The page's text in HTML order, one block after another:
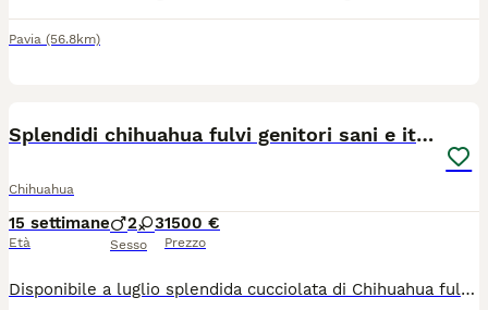
Pavia (56.8km)
Splendidi chihuahua fulvi genitori sani e italiani
Chihuahua
15 settimane
Età
2 3
Sesso
1500 €
Prezzo
​Disponibile a luglio splendida cucciolata di Chihuahua fulvi (anche carbonati con macchie bianche). ​ 🏆 Genealogia e Salute La qualità dei nostri cuccioli parte dalle loro radici. Entrambi i genitori provengono da due dei più rinomati allevamenti italiani (documenti in foto) scelti per l'eccellenza delle loro linee di sangue e per l'attenzione alla salute e al carattere: Genitori visibili e di nostra proprietà. Carattere equilibrato, socievole e affettuoso. ❤️ La nostra Filosofia: Etica e Libertà Crediamo fermamente che un cane felice sia un cane che vive la casa. La nostra non è una produzione "in serie", ma un atto d'amore. Per informazioni, foto o per venire a conoscere i piccoli e i loro genitori, contattateci qui o sulla nostra pagina Fb (i chihuahua delle lanterne) o Ig (le_lanterne_) *Siamo a disposizione per qualsiasi consiglio pre e post-adozione.*